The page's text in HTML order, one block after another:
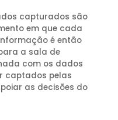
capturados são
em que cada
é então
a sala de
com os dados
captados pelas
as decisões do